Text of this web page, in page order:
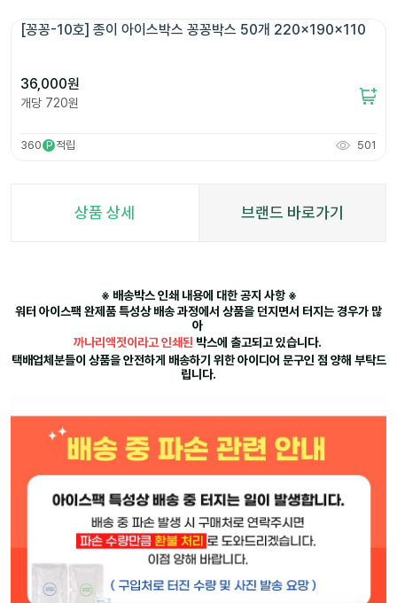
[꽁꽁-10호] 종이 아이스박스 꽁꽁박스 50개 220x190x110
36,000원
개당 720원
360 P 적립 501
상품 상세 브랜드 바로가기
※ 배송박스 인쇄 내용에 대한 공지 사항 ※
워터 아이스팩 완제품 특성상 배송 과정에서 상품을 던지면서 터지는 경우가 많
아
까나리액젓이라고 인쇄된 박스에 출고되고 있습니다.
택배업체분들이 상품을 안전하게 배송하기 위한 아이디어 문구인 점 양해 부탁드
립니다.